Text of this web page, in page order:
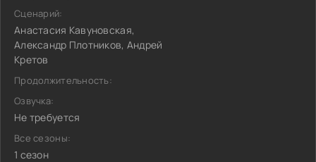
Сценарий:
Анастасия Кавуновская,
Александр Плотников, Андрей
Кретов
Продолжительность:
Озвучка:
Не требуется
Все сезоны:
1 сезон